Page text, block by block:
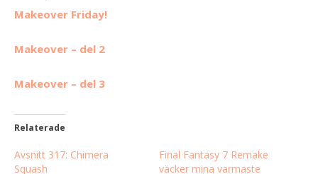
Makeover Friday!
Makeover – del 2
Makeover – del 3
Relaterade
Avsnitt 317: Chimera
Squash
Final Fantasy 7 Remake
väcker mina varmaste